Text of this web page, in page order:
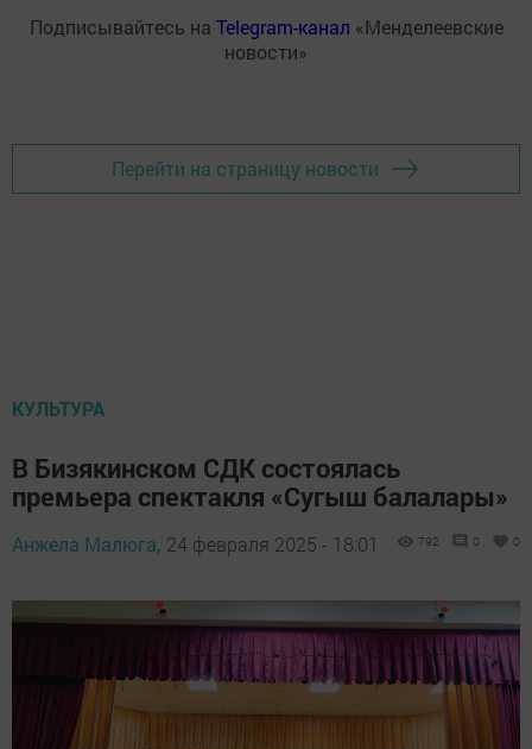
Подписывайтесь на Telegram-канал «Менделеевские
новости»
Перейти на страницу новости
КУЛЬТУРА
В Бизякинском СДК состоялась
премьера спектакля «Сугыш балалары»
Анжела Малюга, 24 февраля 2025 - 18:01 792 0 0